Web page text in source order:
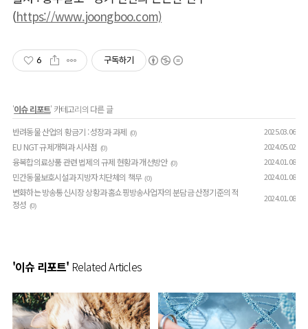
(https://www.joongboo.com)
6 구독하기
'이슈 리포트' 카테고리의 다른 글
반려동물 산업의 황금기 : 성장과 과제 (0) 2025.03.06
EU NGT 규제개혁과 시사점 (0) 2024.05.02
융복합의료상품 관련 법제의 규제 현황과 개선방안 (0) 2024.01.08
민간동물보호시설과 지방자치단체의 책무 (0) 2024.01.08
변화하는 방송통신시장 상황과 홈쇼핑방송사업자의 분담금 산정기준의 적
정성 (0)
2024.01.08
'이슈 리포트' Related Articles